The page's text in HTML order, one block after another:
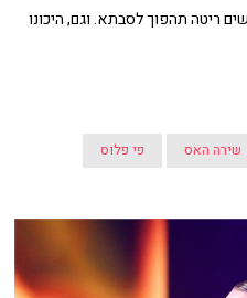
ריטה תהפוך לסבתא. וגם, היכונו
שירה האס פי פלוס